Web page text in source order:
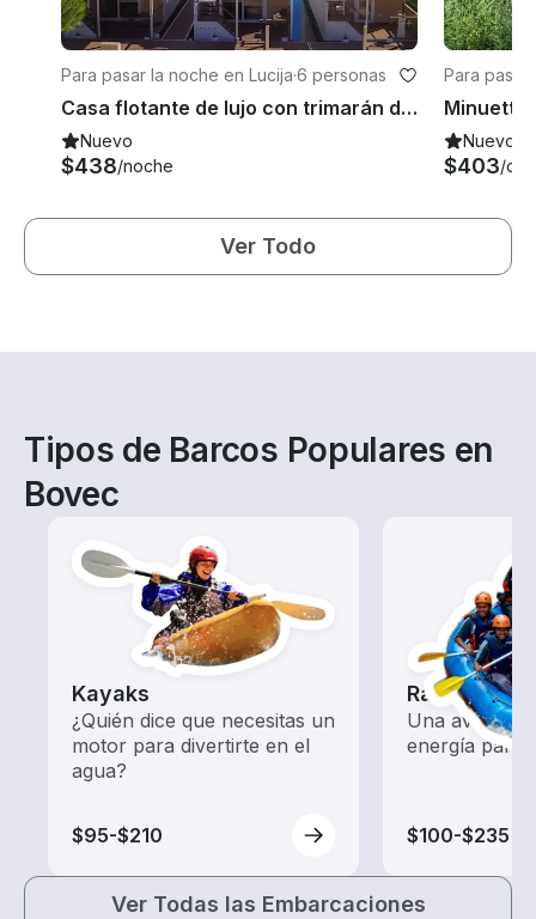
Para pasar la noche en Lucija·6 personas
Casa flotante de lujo con trimarán de 36 pies: escapada privada con jacuzzi
Nuevo
$438/noche
Para pasar
o
Nuevo
$403/día
Ver Todo
Tipos de Barcos Populares en
Bovec
Kayaks
¿Quién dice que necesitas un
motor para divertirte en el
agua?
$95-$210
Rafting
Una
energía para
$100-$235
Ver Todas las Embarcaciones